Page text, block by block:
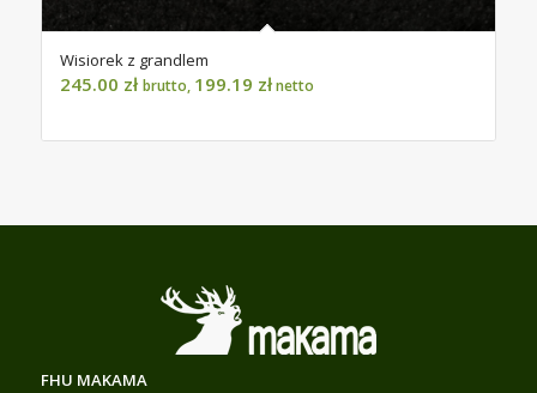
Wisiorek z grandlem
245.00 zł brutto, 199.19 złnetto
FHU MAKAMA